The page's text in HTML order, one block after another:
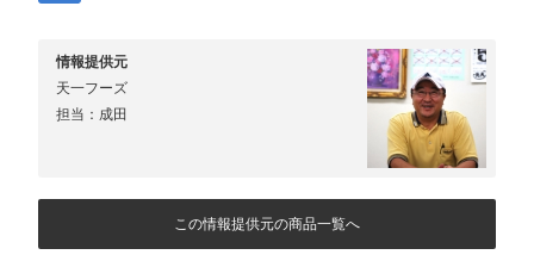
情報提供元
天一フーズ
担当：成田
この情報提供元の商品一覧へ